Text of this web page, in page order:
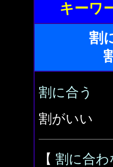
キーワ
割
割に合う
割がいい
【 割に合わ